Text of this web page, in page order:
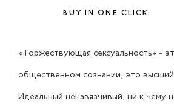
BUY IN ONE CLICK
«Торжествующая сексуальность» -
общественном сознании, это
Идеальный ненавязчивый, ни к чему